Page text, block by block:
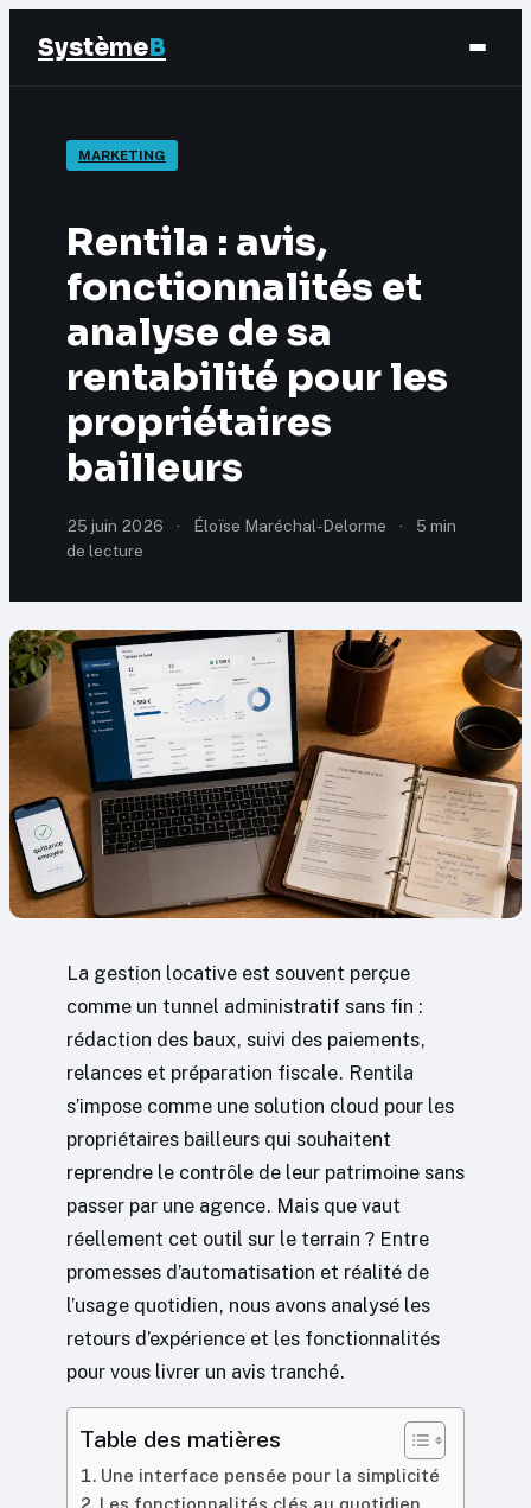
SystèmeB
Finance
Éducation & Emploi
Marketing
MARKETING
Rentila : avis,
fonctionnalités et
analyse de sa
rentabilité pour les
propriétaires
bailleurs
25 juin 2026 · Éloïse Maréchal-Delorme ·
5 min
de lecture
La gestion locative est souvent perçue
comme un tunnel administratif sans fin :
rédaction des baux, suivi des paiements,
relances et préparation fiscale. Rentila
s’impose comme une solution cloud pour les
propriétaires bailleurs qui souhaitent
reprendre le contrôle de leur patrimoine sans
passer par une agence. Mais que vaut
réellement cet outil sur le terrain ? Entre
promesses d’automatisation et réalité de
l’usage quotidien, nous avons analysé les
retours d’expérience et les fonctionnalités
pour vous livrer un avis tranché.
Table des matières
Une interface pensée pour la simplicité
Les fonctionnalités clés au quotidien